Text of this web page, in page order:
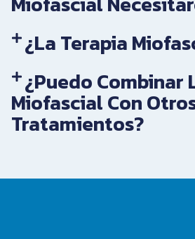
¿La Terapia
¿Puedo Combinar
Miofascial Con
Tratamientos?